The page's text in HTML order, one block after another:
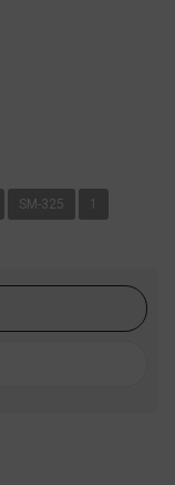
SM-325 1